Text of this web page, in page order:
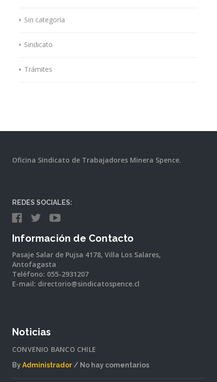
Sin categoría
Sindicato
Trámites
Oficina Sindicato de Trabajadores Minera Spence.
REDES SOCIALES:
Información de Contacto
Pasaje Salar de Pujsa 4178, Villa Los Salares,
Antofagasta
Teléfono: 055-2931207
E-mail: directorio@sindicatospence.cl
Noticias
CONVENIO BANCO CHILE
ByAdministrador
No hay comentarios